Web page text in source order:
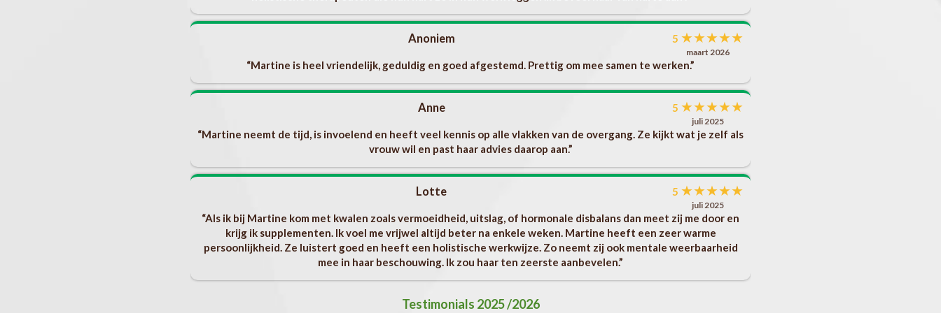
Anoniem 5 ★★★★★
maart 2026
“Martine is heel vriendelijk, geduldig en goed afgestemd. Prettig om mee samen te werken.”
Anne 5 ★★★★★
juli 2025
“Martine neemt de tijd, is invoelend en heeft veel kennis op alle vlakken van de overgang. Ze kijkt wat je zelf als
vrouw wil en past haar advies daarop aan.”
Lotte 5 ★★★★★
juli 2025
“Als ik bij Martine kom met kwalen zoals vermoeidheid, uitslag, of hormonale disbalans dan meet zij me door en
krijg ik supplementen. Ik voel me vrijwel altijd beter na enkele weken. Martine heeft een zeer warme
persoonlijkheid. Ze luistert goed en heeft een holistische werkwijze. Zo neemt zij ook mentale weerbaarheid
mee in haar beschouwing. Ik zou haar ten zeerste aanbevelen.”
Testimonials 2025 /2026